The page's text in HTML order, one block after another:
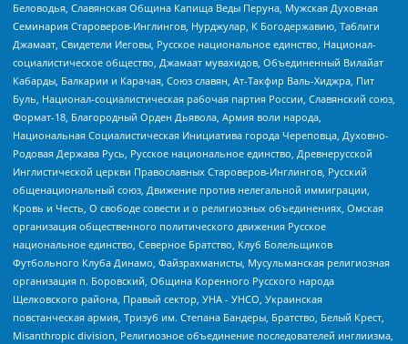
Беловодья, Славянская Община Капища Веды Перуна, Мужская Духовная
Семинария Староверов-Инглингов, Нурджулар, К Богодержавию, Таблиги
Джамаат, Свидетели Иеговы, Русское национальное единство, Национал-
социалистическое общество, Джамаат мувахидов, Объединенный Вилайат
Кабарды, Балкарии и Карачая, Союз славян, Ат-Такфир Валь-Хиджра, Пит
Буль, Национал-социалистическая рабочая партия России, Славянский союз,
Формат-18, Благородный Орден Дьявола, Армия воли народа,
Национальная Социалистическая Инициатива города Череповца, Духовно-
Родовая Держава Русь, Русское национальное единство, Древнерусской
Инглистической церкви Православных Староверов-Инглингов, Русский
общенациональный союз, Движение против нелегальной иммиграции,
Кровь и Честь, О свободе совести и о религиозных объединениях, Омская
организация общественного политического движения Русское
национальное единство, Северное Братство, Клуб Болельщиков
Футбольного Клуба Динамо, Файзрахманисты, Мусульманская религиозная
организация п. Боровский, Община Коренного Русского народа
Щелковского района, Правый сектор, УНА - УНСО, Украинская
повстанческая армия, Тризуб им. Степана Бандеры, Братство, Белый Крест,
Misanthropic division, Религиозное объединение последователей инглиизма,